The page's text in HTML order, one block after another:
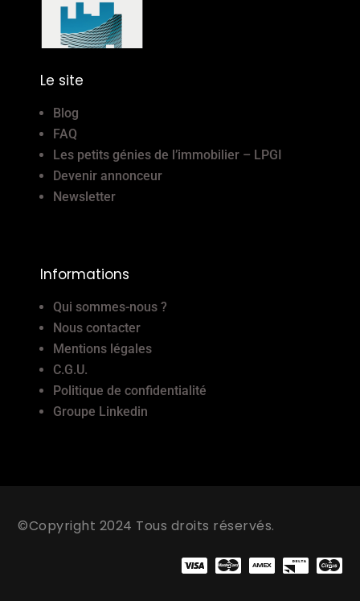
Le site
Blog
FAQ
Les petits génies de l’immobilier – LPGI
Devenir annonceur
Newsletter
Informations
Qui sommes-nous ?
Nous contacter
Mentions légales
C.G.U.
Politique de confidentialité
Groupe Linkedin
©Copyright 2024 Tous droits réservés.